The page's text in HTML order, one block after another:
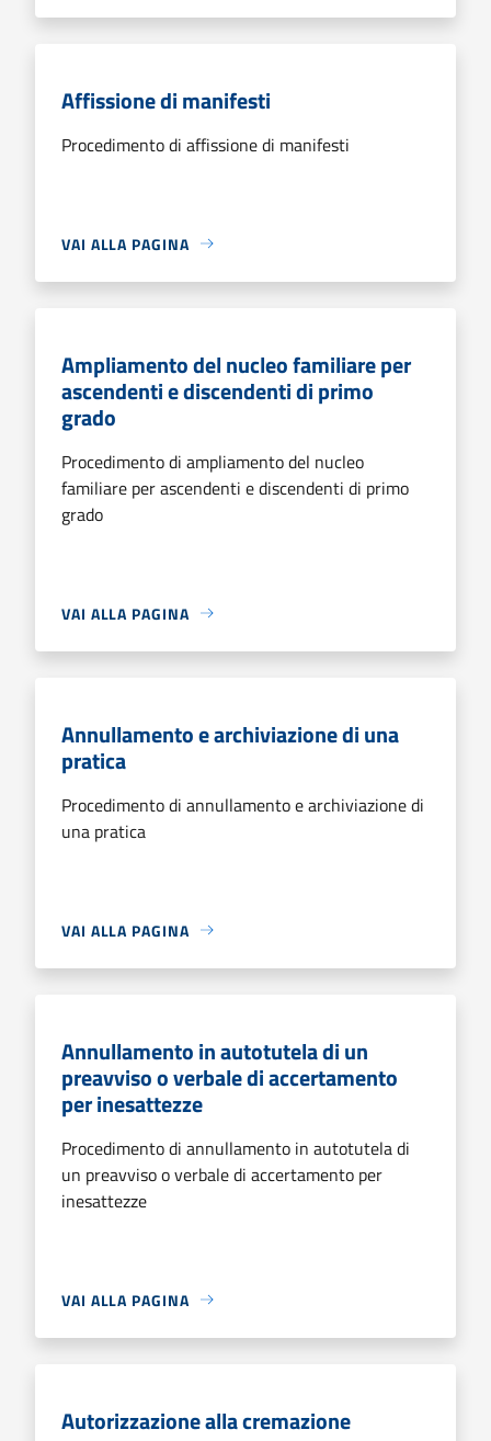
Affissione di manifesti
Procedimento di affissione di manifesti
VAI ALLA PAGINA
Ampliamento del nucleo familiare per
ascendenti e discendenti di primo
grado
Procedimento di ampliamento del nucleo
familiare per ascendenti e discendenti di primo
grado
VAI ALLA PAGINA
Annullamento e archiviazione di una
pratica
Procedimento di annullamento e archiviazione di
una pratica
VAI ALLA PAGINA
Annullamento in autotutela di un
preavviso o verbale di accertamento
per inesattezze
Procedimento di annullamento in autotutela di
un preavviso o verbale di accertamento per
inesattezze
VAI ALLA PAGINA
Autorizzazione alla cremazione